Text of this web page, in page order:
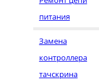
питания
Замена
контроллера
тачскрина